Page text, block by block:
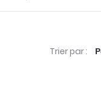
Trier par :